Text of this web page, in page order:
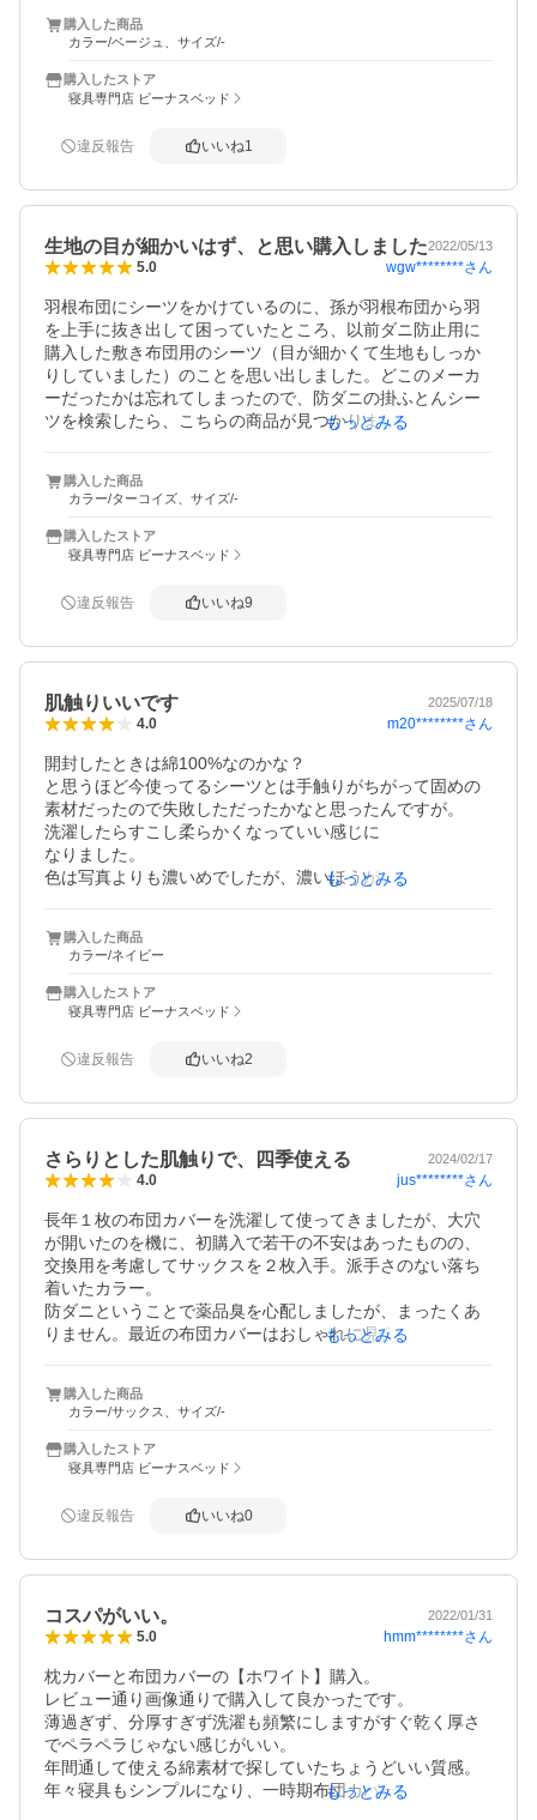
一か所生地に引っ掛けたような小さく糸が飛び出している
箇所がありました。
穴は開いていないので、この部分からダニが侵入出来るの
かは分かりませんが、そのまま使用します。
購入後レビューを書こうとサイトを見ると購入時より値引
仕方のない事ですが少しだけ残念でした。
購入した商品
カラー/ベージュ、サイズ/-
購入したストア
寝具専門店 ビーナスベッド
違反報告 いいね1
生地の目が細かいはず、と思い購入しました2022/05/13
5.0 wgw********さん
羽根布団にシーツをかけているのに、孫が羽根布団から羽
を上手に抜き出して困っていたところ、以前ダニ防止用に
購入した敷き布団用のシーツ（目が細かくて生地もしっか
りしていました）のことを思い出しました。どこのメーカ
ーだったかは忘れてしまったので、防ダニの掛ふとんシー
ツを検索したら、こちらの商品が見つかりました。
さわりもとても良いです。思っていた通り、生地の目が細
かいので、孫が羽根布団から羽を抜き取らなくなりまし
た。
とても良い商品を購入できて満足です。
もっとみる
購入した商品
カラー/ターコイズ、サイズ/-
購入したストア
寝具専門店 ビーナスベッド
違反報告 いいね9
肌触りいいです 2025/07/18
4.0 m20********さん
開封したときは綿100%なのかな？
と思うほど今使ってるシーツとは手触りがちがって固めの
素材だったので失敗しただったかなと思ったんですが。
洗濯したらすこし柔らかくなっていい感じに
なりました。
色は写真よりも濃いめでしたが、濃いほうが
布団にかけるときに角に穴が空いていないので
布団とシーツを止めるのがすこし手間がかかる。
ニトリみたいに4つ角隙間があって止めやすくなってたり、
固定の紐にボタンがついてたらよかったなぁと。
もっとみる
購入した商品
カラー/ネイビー
購入したストア
寝具専門店 ビーナスベッド
違反報告 いいね2
さらりとした肌触りで、四季使える 2024/02/17
4.0 jus********さん
長年１枚の布団カバーを洗濯して使ってきましたが、大穴
が開いたのを機に、初購入で若干の不安はあったものの、
交換用を考慮してサックスを２枚入手。派手さのない落ち
着いたカラー。
防ダニということで薬品臭を心配しましたが、まったくあ
りません。最近の布団カバーはおしゃれに見える実際は多
カバーの中が見えなくなるので、ボロ布団が新品に見える
のがちょっと嬉しい。
もっとみる
購入した商品
カラー/サックス、サイズ/-
購入したストア
寝具専門店 ビーナスベッド
違反報告 いいね0
コスパがいい。 2022/01/31
5.0 hmm********さん
枕カバーと布団カバーの【ホワイト】購入。
レビュー通り画像通りで購入して良かったです。
薄過ぎず、分厚すぎず洗濯も頻繁にしますがすぐ乾く厚さ
でペラペラじゃない感じがいい。
年間通して使える綿素材で探していたちょうどいい質感。
年々寝具もシンプルになり、一時期布団カバーもマルチカ
もっとみる